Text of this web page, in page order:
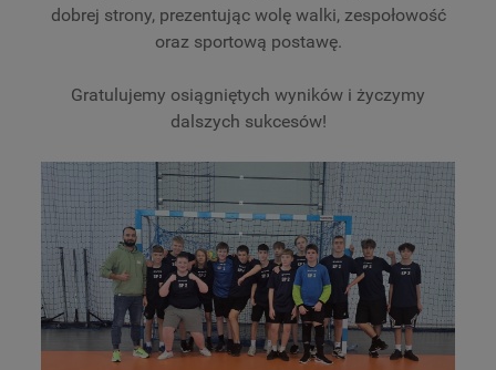
dobrej strony, prezentując wolę walki, zespołowość
oraz sportową postawę.
Gratulujemy osiągniętych wyników i życzymy
dalszych sukcesów!